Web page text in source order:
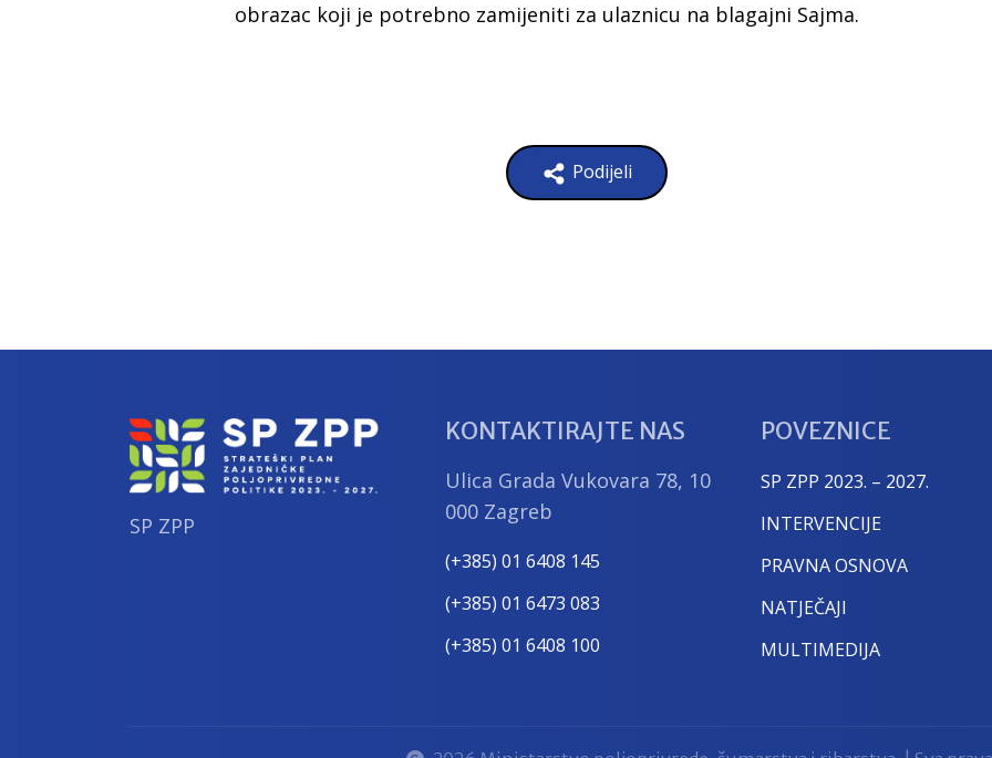
obrazac koji je potrebno zamijeniti za ulaznicu na blagajni Sajma.
Podijeli
SP ZPP
KONTAKTIRAJTE NAS
Ulica Grada Vukovara 78, 10
000 Zagreb
(+385) 01 6408 145
(+385) 01 6473 083
(+385) 01 6408 100
POVEZNICE
SP ZPP 2023. – 2027.
INTERVENCIJE
PRAVNA OSNOVA
NATJEČAJI
MULTIMEDIJA